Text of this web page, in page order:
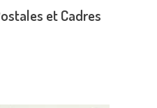
et Cadres